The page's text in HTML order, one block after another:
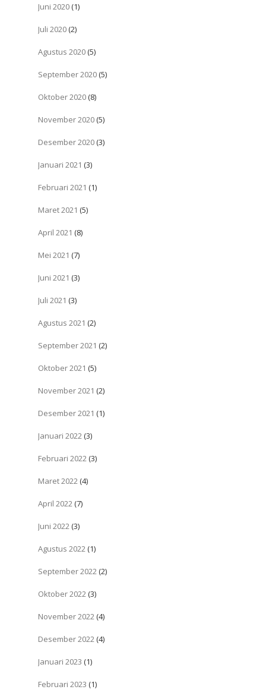
Juni 2020 (1)
Juli 2020 (2)
Agustus 2020 (5)
September 2020 (5)
Oktober 2020 (8)
November 2020 (5)
Desember 2020 (3)
Januari 2021 (3)
Februari 2021 (1)
Maret 2021 (5)
April 2021 (8)
Mei 2021 (7)
Juni 2021 (3)
Juli 2021 (3)
Agustus 2021 (2)
September 2021 (2)
Oktober 2021 (5)
November 2021 (2)
Desember 2021 (1)
Januari 2022 (3)
Februari 2022 (3)
Maret 2022 (4)
April 2022 (7)
Juni 2022 (3)
Agustus 2022 (1)
September 2022 (2)
Oktober 2022 (3)
November 2022 (4)
Desember 2022 (4)
Januari 2023 (1)
Februari 2023 (1)